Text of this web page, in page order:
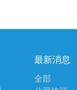
最新消息
全部